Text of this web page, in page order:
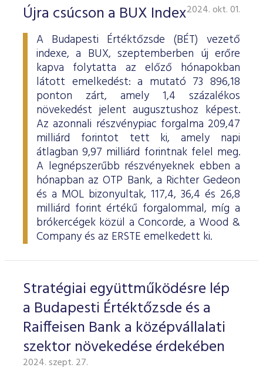
ESG Útmutató
Újra csúcson a BUX Index2024. okt. 01.
A Budapesti Értéktőzsde (BÉT) vezető
indexe, a BUX, szeptemberben új erőre
kapva folytatta az előző hónapokban
látott emelkedést: a mutató 73 896,18
ponton zárt, amely 1,4 százalékos
növekedést jelent augusztushoz képest.
Az azonnali részvénypiac forgalma 209,47
milliárd forintot tett ki, amely napi
átlagban 9,97 milliárd forintnak felel meg.
A legnépszerűbb részvényeknek ebben a
hónapban az OTP Bank, a Richter Gedeon
és a MOL bizonyultak, 117,4, 36,4 és 26,8
milliárd forint értékű forgalommal, míg a
brókercégek közül a Concorde, a Wood &
Company és az ERSTE emelkedett ki.
Stratégiai együttműködésre lép
a Budapesti Értéktőzsde és a
Raiffeisen Bank a középvállalati
szektor növekedése érdekében
2024. szept. 27.